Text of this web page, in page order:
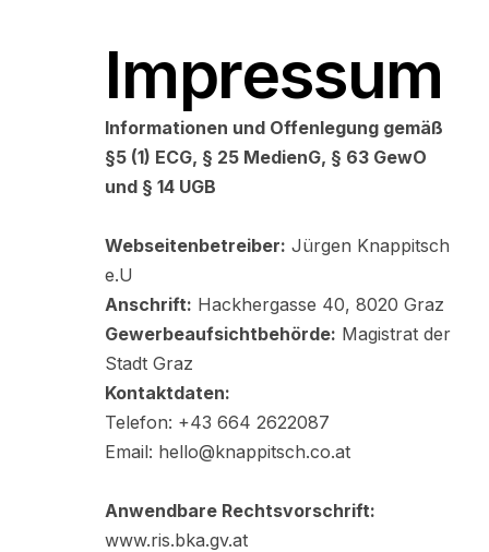
Impressum
Informationen und Offenlegung gemäß
§5 (1) ECG, § 25 MedienG, § 63 GewO
und § 14 UGB
Webseitenbetreiber: Jürgen Knappitsch
e.U
Anschrift: Hackhergasse 40, 8020 Graz
Gewerbeaufsichtbehörde: Magistrat der
Stadt Graz
Kontaktdaten:
Telefon: +43 664 2622087
Email: hello@knappitsch.co.at
Anwendbare Rechtsvorschrift:
www.ris.bka.gv.at